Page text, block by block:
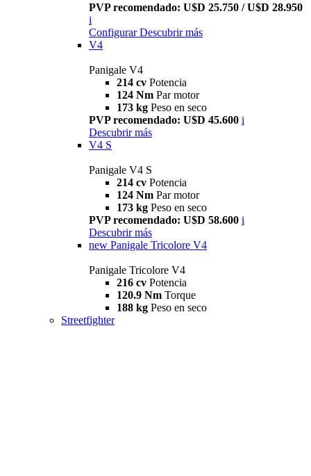
PVP recomendado: U$D 25.750 / U$D 28.950
i
Configurar Descubrir más
V4
Panigale V4
214 cv Potencia
124 Nm Par motor
173 kg Peso en seco
PVP recomendado: U$D 45.600 i
Descubrir más
V4 S
Panigale V4 S
214 cv Potencia
124 Nm Par motor
173 kg Peso en seco
PVP recomendado: U$D 58.600 i
Descubrir más
new Panigale Tricolore V4
Panigale Tricolore V4
216 cv Potencia
120.9 Nm Torque
188 kg Peso en seco
Streetfighter